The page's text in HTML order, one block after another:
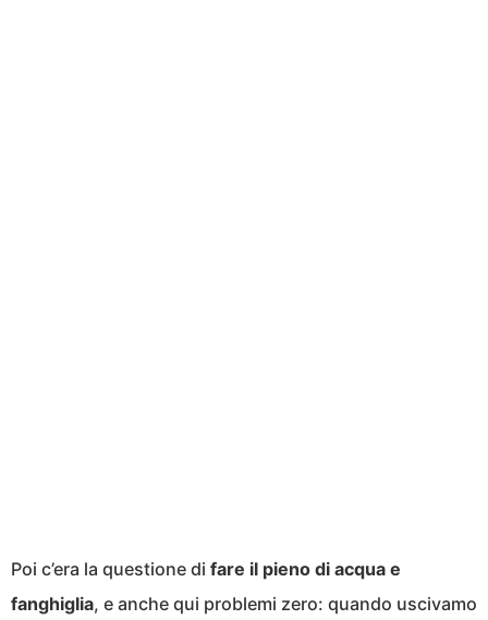
Poi c’era la questione di fare il pieno di acqua e
fanghiglia, e anche qui problemi zero: quando uscivamo